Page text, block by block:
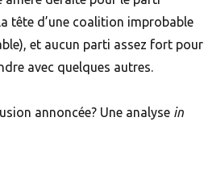
tête d’une coalition improbable
et aucun parti assez fort pour
avec quelques autres.
annoncée? Une analyse in